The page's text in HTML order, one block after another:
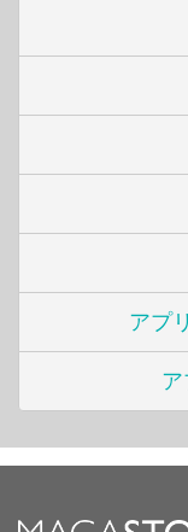
アプ